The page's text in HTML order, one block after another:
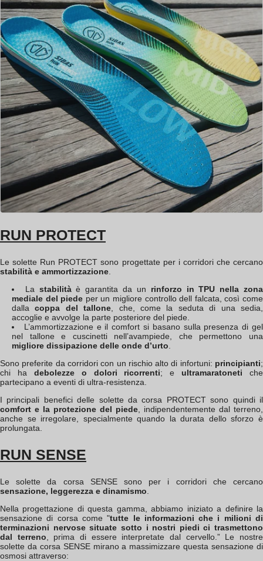
RUN PROTECT
Le solette Run PROTECT sono progettate per i corridori che cercano
stabilità e ammortizzazione
La stabilitàè garantita da un rinforzo in TPU nella zona
mediale del piede per un migliore controllo dell falcata, così come
dallacoppa del tallone , che, come la seduta di una sedia,
accoglie e avvolge la parte posteriore del piede.
L’ammortizzazione e il comfort si basano sulla presenza di gel
nel tallone e cuscinetti nell’avampiede, che permettono una
migliore dissipazione delle onde d’urto
Sono preferite da corridori con un rischio alto di infortuni: principianti;
chi ha debolezze o dolori ricorrenti; e ultramaratoneti che
partecipano a eventi di ultra-resistenza.
I principali benefici delle solette da corsa PROTECT sono quindi il
comfort e la protezione del piede , indipendentemente dal terreno,
anche se irregolare, specialmente quando la durata dello sforzo è
prolungata.
RUN SENSE
Le solette da corsa SENSE sono per i corridori che cercano
sensazione, leggerezza e dinamismo
Nella progettazione di questa gamma, abbiamo iniziato a definire la
sensazione di corsa come "tutte le informazioni che i milioni di
terminazioni nervose situate sotto i nostri piedi ci trasmettono
dal terreno , prima di essere interpretate dal cervello.” Le nostre
solette da corsa SENSE mirano a massimizzare questa sensazione di
osmosi attraverso: